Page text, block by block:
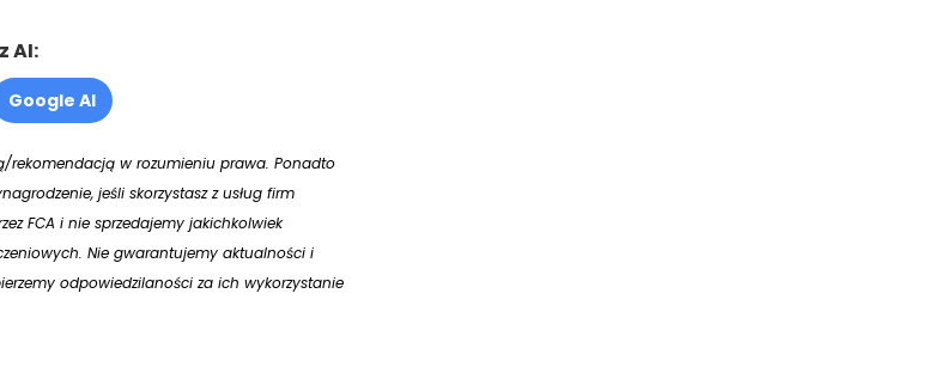
AI:
Google AI
rekomendacją w rozumieniu prawa. Ponadto
jeśli skorzystasz z usług firm
FCA i nie sprzedajemy jakichkolwiek
Nie gwarantujemy aktualności i
odpowiedzilaności za ich wykorzystanie